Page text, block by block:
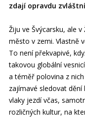
zdají opravdu
Žiju ve Švýcarsku, ale
město v zemi. Vlastně
To není překvapivé,
takovou globální
a téměř polovina z
zajímavé sledovat
vlaky jezdí včas,
rozličných kultur, na